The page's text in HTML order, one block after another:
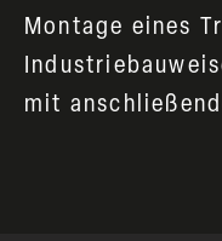
Montage eines
mit